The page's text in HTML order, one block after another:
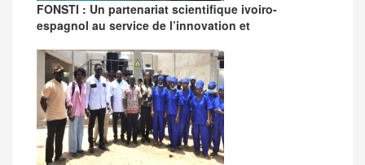
FONSTI : Un partenariat scientifique ivoiro-
espagnol au service de l’innovation et